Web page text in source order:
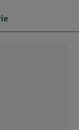
erhöhen